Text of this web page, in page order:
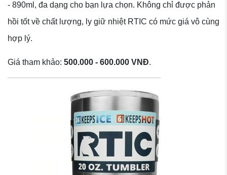
- 890ml, đa dạng cho bạn lựa chọn. Không chỉ được phản
hồi tốt về chất lượng, ly giữ nhiệt RTIC có mức giá vô cùng
hợp lý.
Giá tham khảo: 500.000 - 600.000 VNĐ.